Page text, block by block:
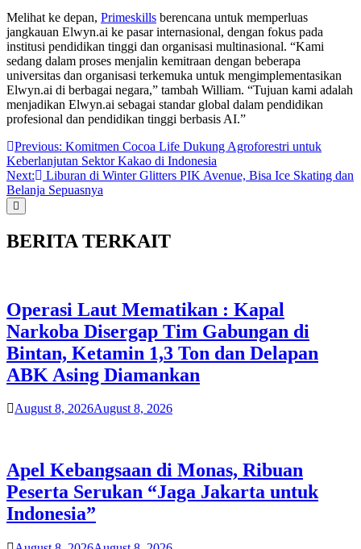
Melihat ke depan, Primeskills berencana untuk memperluas
jangkauan Elwyn.ai ke pasar internasional, dengan fokus pada
institusi pendidikan tinggi dan organisasi multinasional. “Kami
sedang dalam proses menjalin kemitraan dengan beberapa
universitas dan organisasi terkemuka untuk mengimplementasikan
Elwyn.ai di berbagai negara,” tambah William. “Tujuan kami adalah
menjadikan Elwyn.ai sebagai standar global dalam pendidikan
profesional dan pendidikan tinggi berbasis AI.”
Post
navigation
Previous: Komitmen Cocoa Life Dukung Agroforestri untuk
Keberlanjutan Sektor Kakao di Indonesia
Next:
Liburan di Winter Glitters PIK Avenue, Bisa Ice Skating dan
Belanja Sepuasnya
BERITA TERKAIT
Operasi Laut Mematikan : Kapal
Narkoba Disergap Tim Gabungan di
Bintan, Ketamin 1,3 Ton dan Delapan
ABK Asing Diamankan
August 8, 2026August 8, 2026
Apel Kebangsaan di Monas, Ribuan
Peserta Serukan “Jaga Jakarta untuk
Indonesia”